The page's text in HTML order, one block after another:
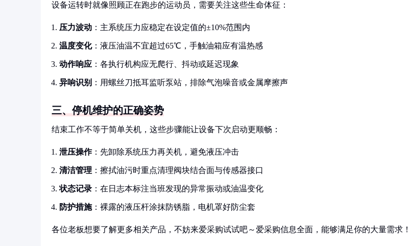
设备运转时就像照顾正在跑步的运动员，需要关注这些生命体征：
压力波动 ：主系统压力应稳定在设定值的±10%范围内
温度变化：液压油温不宜超过65℃，手触油箱应有温热感
动作响应 ：各执行机构应无爬行、抖动或延迟现象
异响识别 ：用螺丝刀抵耳监听泵站，排除气泡噪音或金属摩擦声
三、停机维护的正确姿势
结束工作不等于简单关机，这些步骤能让设备下次启动更顺畅：
泄压操作：先卸除系统压力再关机，避免液压冲击
清洁管理 ：擦拭油污时重点清理阀块结合面与传感器接口
状态记录 ：在日志本标注当班发现的异常振动或油温变化
防护措施：裸露的液压杆涂抹防锈脂，电机罩好防尘套
各位老板想要了解更多相关产品，不妨来爱采购试试吧～爱采购信息全面，能够满足你的大量需求！